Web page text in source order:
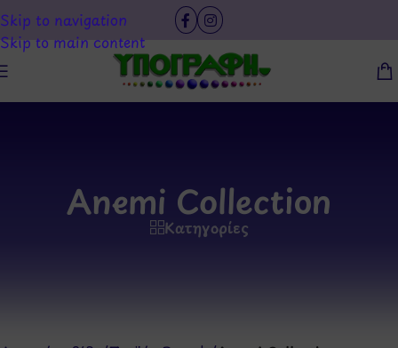
Skip to navigation
Skip to main content
Anemi Collection
Κατηγορίες